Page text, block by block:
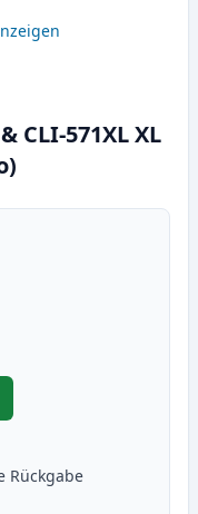
CLI-571XL XL
Canon PGI-570XL &
Rückgabe